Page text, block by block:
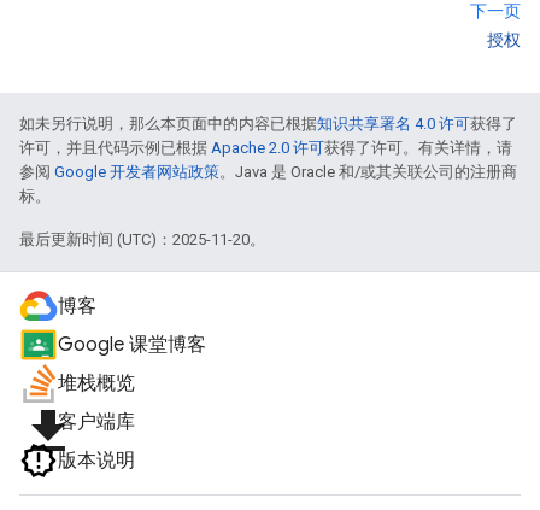
下一页
授权
如未另行说明，那么本页面中的内容已根据知识共享署名 4.0 许可获得了
许可，并且代码示例已根据 Apache 2.0 许可获得了许可。有关详情，请
参阅 Google 开发者网站政策。Java 是 Oracle 和/或其关联公司的注册商
标。
最后更新时间 (UTC)：2025-11-20。
博客
Google 课堂博客
堆栈概览
file_download客户端库
版本说明